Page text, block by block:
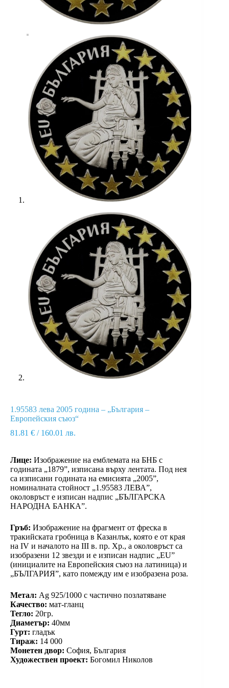
1.95583 лева 2005 година – „България –
Европейския съюз“
81.81 € / 160.01 лв.
Лице: Изображение на емблемата на БНБ с
годината „1879”, изписана върху лентата. Под нея
са изписани годината на емисията „2005”,
номиналната стойност „1.95583 ЛЕВА”,
околовръст е изписан надпис „БЪЛГАРСКА
НАРОДНА БАНКА”.
Гръб: Изображение на фрагмент от фреска в
тракийската гробница в Казанлък, която е от края
на IV и началото на III в. пр. Хр., а околовръст са
изобразени 12 звезди и е изписан надпис „EU”
(инициалите на Европейския съюз на латиница) и
„БЪЛГАРИЯ”, като помежду им е изобразена роза.
Метал: Ag 925/1000 с частично позлатяване
Качество: мат-гланц
Тегло: 20гр.
Диаметър: 40мм
Гурт: гладък
Тираж: 14 000
Монетен двор: София, България
Художествен проект: Богомил Николов